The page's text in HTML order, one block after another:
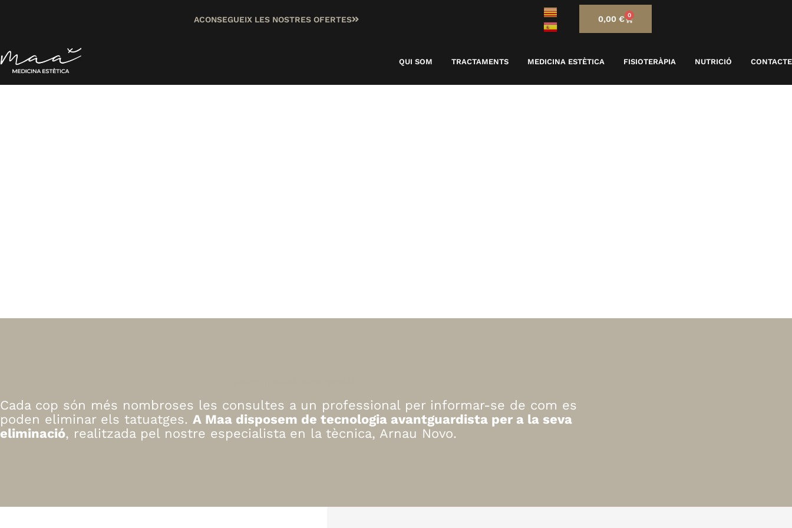
ACONSEGUEIX LES NOSTRES OFERTES 0,00 € 0
QUI SOM TRACTAMENTS MEDICINA ESTÈTICA FISIOTERÀPIA NUTRICIÓ CONTACTE
Cada cop són més nombroses les consultes a un professional per informar-se de com es
poden eliminar els tatuatges. A Maa disposem de tecnologia avantguardista per a la seva
eliminació, realitzada pel nostre especialista en la tècnica, Arnau Novo.